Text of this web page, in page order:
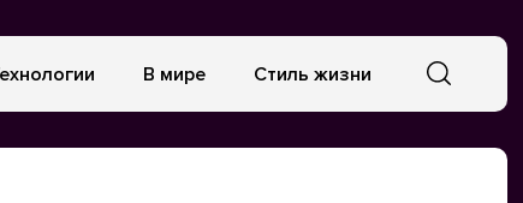
В мире Стиль жизни